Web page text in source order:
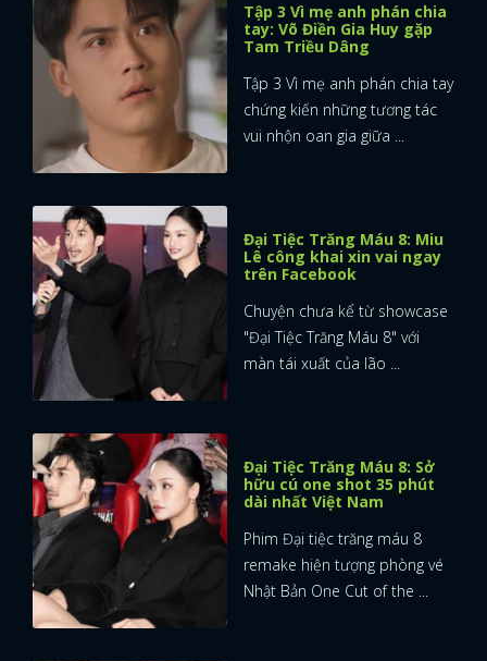
Tập 3 Vì mẹ anh phán chia
tay: Võ Điền Gia Huy gặp
Tam Triều Dâng
Tập 3 Vì mẹ anh phán chia tay
chứng kiến những tương tác
vui nhộn oan gia giữa ...
Đại Tiệc Trăng Máu 8: Miu
Lê công khai xin vai ngay
trên Facebook
Chuyện chưa kể từ showcase
"Đại Tiệc Trăng Máu 8" với
màn tái xuất của lão ...
Đại Tiệc Trăng Máu 8: Sở
hữu cú one shot 35 phút
dài nhất Việt Nam
Phim Đại tiệc trăng máu 8
remake hiện tượng phòng vé
Nhật Bản One Cut of the ...